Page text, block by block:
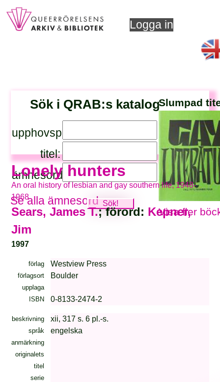
Logga in
Sök i QRAB:s katalog
upphovsperson:
titel:
ämnesord:
Se alla ämnesord
Slumpad
Visa fler
Lonely hunters
An oral history of lesbian and gay southern life, 1948-
1968
Sears, James T.; förord: Kepner,
Jim
1997
förlag Westview Press
förlagsort Boulder
upplaga
ISBN
0-8133-2474-2
beskrivning xii, 317 s. 6 pl.-s.
språk engelska
anmärkning
originalets
titel
serie